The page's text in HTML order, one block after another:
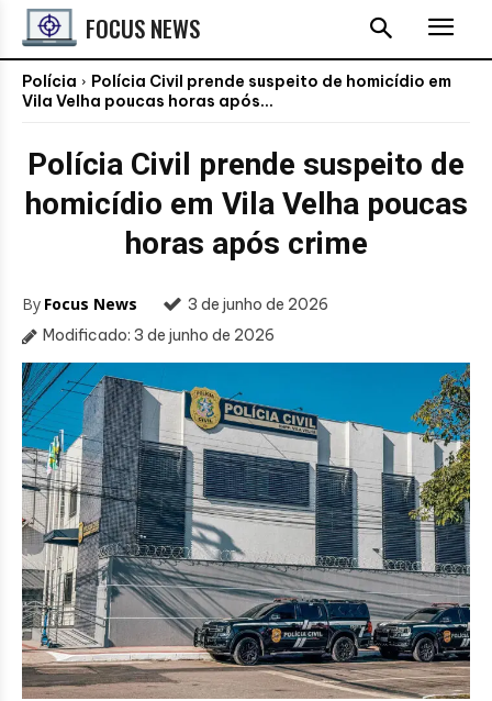
FOCUS NEWS
Polícia
Polícia Civil prende suspeito de homicídio em
Vila Velha poucas horas após...
Polícia Civil prende suspeito de
homicídio em Vila Velha poucas
horas após crime
By Focus News
3 de junho de 2026
Modificado: 3 de junho de 2026